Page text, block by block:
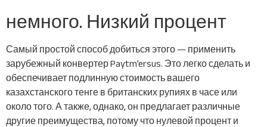
немного. Низкий процент
Самый простой способ добиться этого — применить
зарубежный конвертер Paytm’ersus. Это легко сделать и
обеспечивает подлинную стоимость вашего
казахстанского тенге в британских рупиях в часе или
около того. А также, однако, он предлагает различные
другие преимущества, потому что нулевой процент и